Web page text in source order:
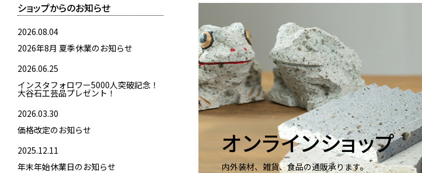
オンラインショップ
内外装材、雑貨、食品の通販承ります。
ショップからのお知らせ
2026.08.04
2026年8月 夏季休業のお知らせ
2026.06.25
インスタフォロワー5000人突破記念！
大谷石工芸品プレゼント！
2026.03.30
価格改定のお知らせ
2025.12.11
年末年始休業日のお知らせ